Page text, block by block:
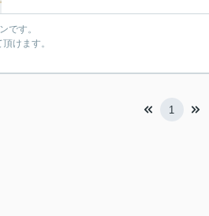
です。
けます。
1